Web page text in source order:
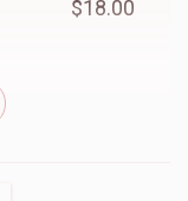
$18.00